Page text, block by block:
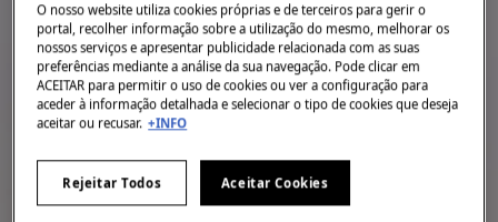
O nosso website utiliza cookies próprias e de terceiros para gerir o
portal, recolher informação sobre a utilização do mesmo, melhorar os
nossos serviços e apresentar publicidade relacionada com as suas
preferências mediante a análise da sua navegação. Pode clicar em
ACEITAR para permitir o uso de cookies ou ver a configuração para
aceder à informação detalhada e selecionar o tipo de cookies que deseja
aceitar ou recusar. +INFO
Rejeitar Todos Aceitar Cookies